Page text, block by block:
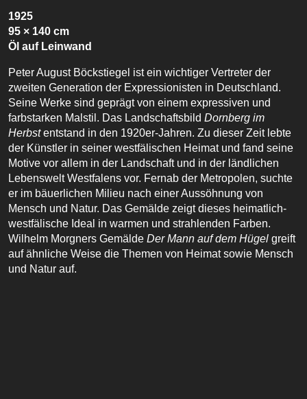
1925
95 × 140 cm
Öl auf Leinwand
Peter August Böckstiegel ist ein wichtiger Vertreter der
zweiten Generation der Expressionisten in Deutschland.
Seine Werke sind geprägt von einem expressiven und
farbstarken Malstil. Das Landschaftsbild Dornberg im
Herbstentstand in den 1920er-Jahren. Zu dieser Zeit lebte
der Künstler in seiner westfälischen Heimat und fand seine
Motive vor allem in der Landschaft und in der ländlichen
Lebenswelt Westfalens vor. Fernab der Metropolen, suchte
er im bäuerlichen Milieu nach einer Aussöhnung von
Mensch und Natur. Das Gemälde zeigt dieses heimatlich-
westfälische Ideal in warmen und strahlenden Farben.
Wilhelm Morgners Gemälde Der Mann auf dem Hügel greift
auf ähnliche Weise die Themen von Heimat sowie Mensch
und Natur auf.